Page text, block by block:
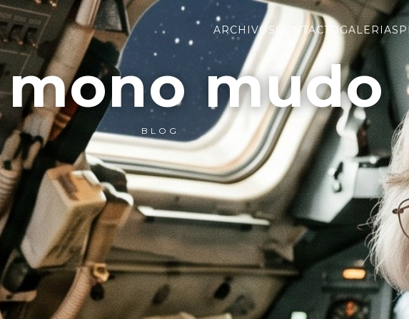
ARCHIVOSCONTACTOGALERIAS
mudo
BLOG